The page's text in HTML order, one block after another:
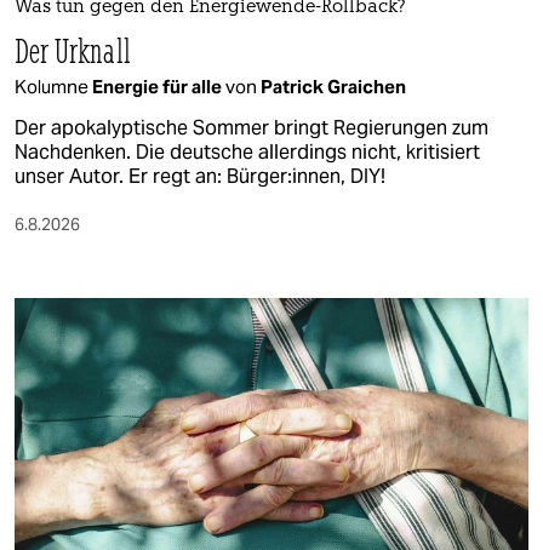
Was tun gegen den Energiewende-Rollback?
Der Urknall
Kolumne Energie für allevon Patrick Graichen
Der apokalyptische Sommer bringt Regierungen zum
Nachdenken. Die deutsche allerdings nicht, kritisiert
unser Autor. Er regt an: Bürger:innen, DIY!
6.8.2026